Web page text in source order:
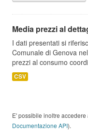
Media prezzi al
I dati presentati si
Comunale di Genova
prezzi al consumo
CSV
E' possibile inoltre
Documentazione API).